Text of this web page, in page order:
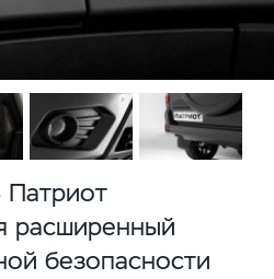
расширенный
безопасности